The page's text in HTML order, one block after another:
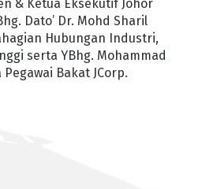
& Ketua Eksekutif Johor
Dato’ Dr. Mohd Sharil
Hubungan Industri,
serta YBhg. Mohammad
Bakat JCorp.